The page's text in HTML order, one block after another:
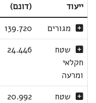
ייעוד
(דונם)
מגורים
139.720
שטח
חקלאי
ומרעה
24.446
שטח
20.992